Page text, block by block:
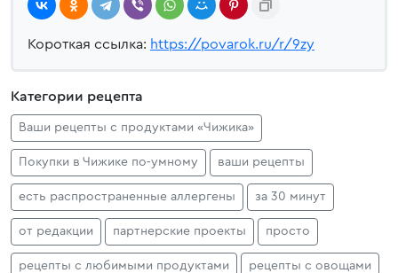
Короткая ссылка: https://povarok.ru/r/9zy
Категории рецепта
Ваши рецепты с продуктами «Чижика»
Покупки в Чижике по‑умному ваши рецепты
есть распространенные аллергены за 30 минут
от редакции партнерские проекты просто
рецепты с любимыми продуктами рецепты с овощами